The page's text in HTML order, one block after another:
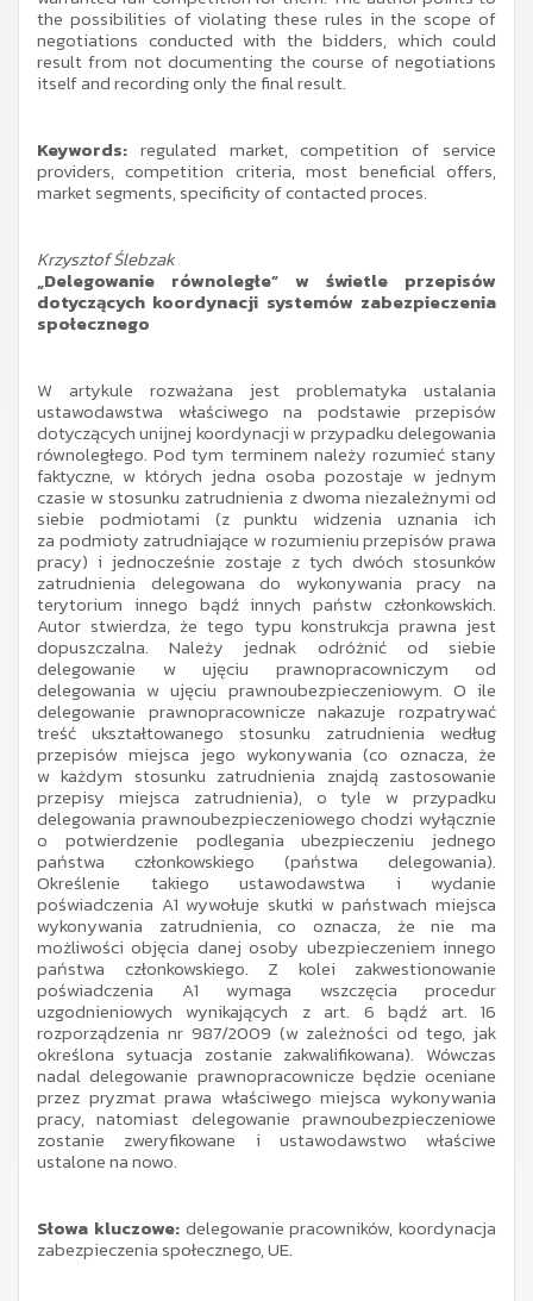
the possibilities of violating these rules in the scope of
negotiations conducted with the bidders, which could
result from not documenting the course of negotiations
itself and recording only the final result.
Keywords: regulated market, competition of service
providers, competition criteria, most beneficial offers,
market segments, specificity of contacted proces.
Krzysztof Ślebzak
„Delegowanie równoległe” w świetle przepisów
dotyczących koordynacji systemów zabezpieczenia
społecznego
W artykule rozważana jest problematyka ustalania
ustawodawstwa właściwego na podstawie przepisów
dotyczących unijnej koordynacji w przypadku delegowania
równoległego. Pod tym terminem należy rozumieć stany
faktyczne, w których jedna osoba pozostaje w jednym
czasie w stosunku zatrudnienia z dwoma niezależnymi od
siebie podmiotami (z punktu widzenia uznania ich
za podmioty zatrudniające w rozumieniu przepisów prawa
pracy) i jednocześnie zostaje z tych dwóch stosunków
zatrudnienia delegowana do wykonywania pracy na
terytorium innego bądź innych państw członkowskich.
Autor stwierdza, że tego typu konstrukcja prawna jest
dopuszczalna. Należy jednak odróżnić od siebie
delegowanie w ujęciu prawnopracowniczym od
delegowania w ujęciu prawnoubezpieczeniowym. O ile
delegowanie prawnopracownicze nakazuje rozpatrywać
treść ukształtowanego stosunku zatrudnienia według
przepisów miejsca jego wykonywania (co oznacza, że
w każdym stosunku zatrudnienia znajdą zastosowanie
przepisy miejsca zatrudnienia), o tyle w przypadku
delegowania prawnoubezpieczeniowego chodzi wyłącznie
o potwierdzenie podlegania ubezpieczeniu jednego
państwa członkowskiego (państwa delegowania).
Określenie takiego ustawodawstwa i wydanie
poświadczenia A1 wywołuje skutki w państwach miejsca
wykonywania zatrudnienia, co oznacza, że nie ma
możliwości objęcia danej osoby ubezpieczeniem innego
państwa członkowskiego. Z kolei zakwestionowanie
poświadczenia A1 wymaga wszczęcia procedur
uzgodnieniowych wynikających z art. 6 bądź art. 16
rozporządzenia nr 987/2009 (w zależności od tego, jak
określona sytuacja zostanie zakwalifikowana). Wówczas
nadal delegowanie prawnopracownicze będzie oceniane
przez pryzmat prawa właściwego miejsca wykonywania
pracy, natomiast delegowanie prawnoubezpieczeniowe
zostanie zweryfikowane i ustawodawstwo właściwe
ustalone na nowo.
Słowa kluczowe:delegowanie pracowników, koordynacja
zabezpieczenia społecznego, UE.